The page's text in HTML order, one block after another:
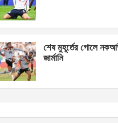
শেষ মুহূর্তের গোলে
জার্মানি